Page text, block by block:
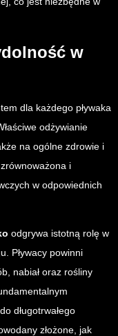
w
dla każdego pływaka
odżywianie
na ogólne zdrowie i
i
w odpowiednich
odgrywa istotną rolę w
Pływacy powinni
nabiał oraz rośliny
długotrwałego
złożone, jak